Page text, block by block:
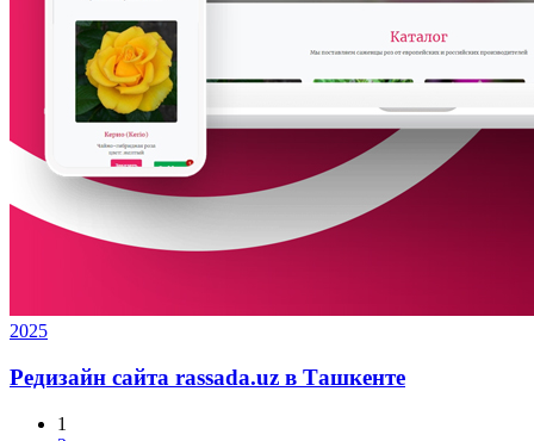
2025
Редизайн сайта rassada.uz в Ташкенте
1